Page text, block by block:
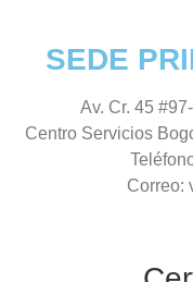
SEDE
Av. Cr. 45
Centro Servicios
Correo: